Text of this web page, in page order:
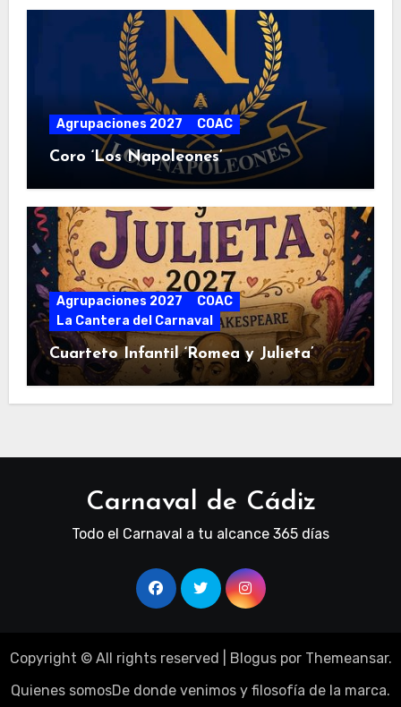
Agrupaciones 2027 COAC
Coro ‘Los Napoleones’
Agrupaciones 2027
COAC
La Cantera del Carnaval
Cuarteto Infantil ‘Romea y Julieta’
Carnaval de Cádiz
Todo el Carnaval a tu alcance 365 días
Copyright © All rights reserved Bloguspor Themeansar.
Quienes somosDe donde venimos y filosofía de la marca.